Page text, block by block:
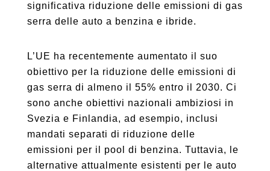
significativa riduzione delle emissioni di gas
serra delle auto a benzina e ibride.
L’UE ha recentemente aumentato il suo
obiettivo per la riduzione delle emissioni di
gas serra di almeno il 55% entro il 2030. Ci
sono anche obiettivi nazionali ambiziosi in
Svezia e Finlandia, ad esempio, inclusi
mandati separati di riduzione delle
emissioni per il pool di benzina. Tuttavia, le
alternative attualmente esistenti per le auto